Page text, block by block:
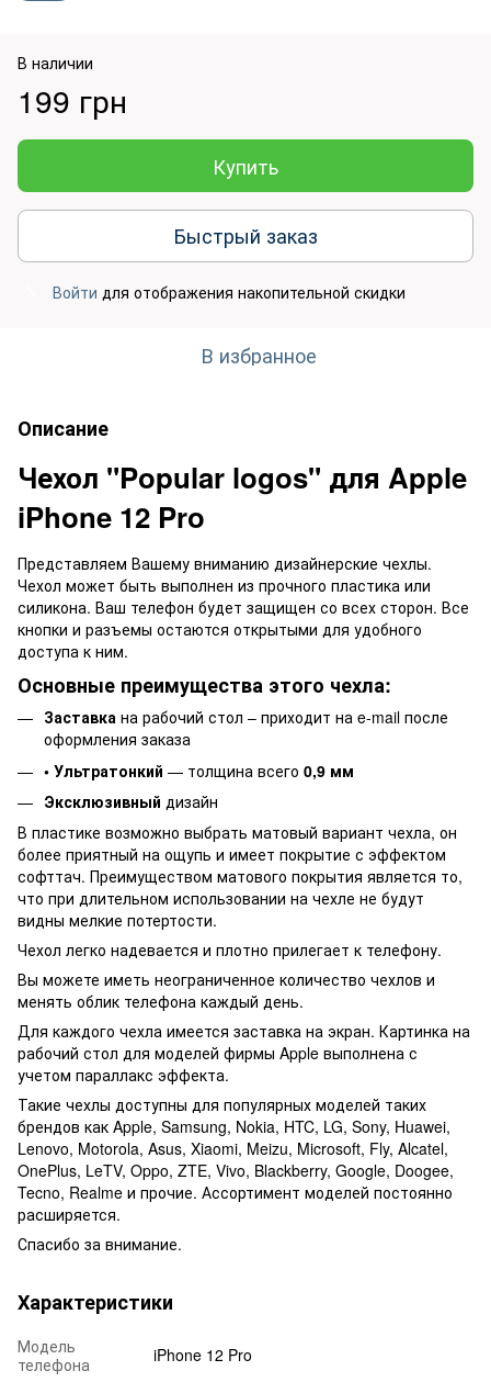
В наличии
199 грн
Купить
Быстрый заказ
Войти для отображения накопительной скидки
В избранное
Описание
Чехол "Popular logos" для Apple
iPhone 12 Pro
Представляем Вашему вниманию дизайнерские чехлы.
Чехол может быть выполнен из прочного пластика или
силикона. Ваш телефон будет защищен со всех сторон. Все
кнопки и разъемы остаются открытыми для удобного
доступа к ним.
Основные преимущества этого чехла:
Заставка на рабочий стол – приходит на e-mail после
оформления заказа
• Ультратонкий — толщина всего 0,9 мм
Эксклюзивный дизайн
В пластике возможно выбрать матовый вариант чехла, он
более приятный на ощупь и имеет покрытие с эффектом
софттач. Преимуществом матового покрытия является то,
что при длительном использовании на чехле не будут
видны мелкие потертости.
Чехол легко надевается и плотно прилегает к телефону.
Вы можете иметь неограниченное количество чехлов и
менять облик телефона каждый день.
Для каждого чехла имеется заставка на экран. Картинка на
рабочий стол для моделей фирмы Apple выполнена с
учетом параллакс эффекта.
Такие чехлы доступны для популярных моделей таких
брендов как Apple, Samsung, Nokia, HTC, LG, Sony, Huawei,
Lenovo, Motorola, Asus, Xiaomi, Meizu, Microsoft, Fly, Alcatel,
OnePlus, LeTV, Oppo, ZTE, Vivo, Blackberry, Google, Doogee,
Tecno, Realme и прочие. Ассортимент моделей постоянно
расширяется.
Спасибо за внимание.
Характеристики
Модель
телефона
iPhone 12 Pro